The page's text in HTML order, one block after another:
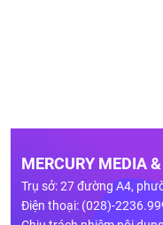
MERCURY MEDIA
Trụ sở: 27 đường A4,
Điện thoại: (028)-